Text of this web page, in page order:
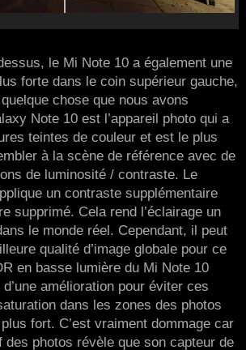
le Mi Note 10 a également une
forte dans le coin supérieur gauche,
chose que nous avons
Note 10 est l’appareil photo qui a
teintes de couleur et est le plus
à la scène de référence avec de
de luminosité / contraste. Le
un contraste supplémentaire
supprimé. Cela rend l’éclairage un
le monde réel. Cependant, il peut
qualité d’image globale pour ce
en basse lumière du Mi Note 10
amélioration pour éviter ces
dans les zones des photos
fort. C’est vraiment dommage car
des photos révèle que son capteur de